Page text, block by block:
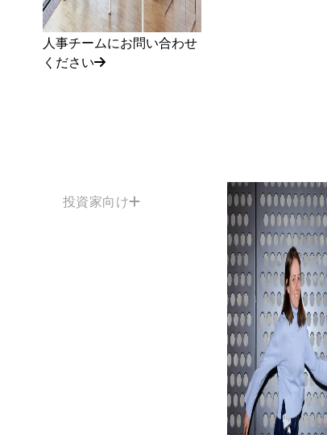
人事チームにお問い合わせ
ください
投資家向け